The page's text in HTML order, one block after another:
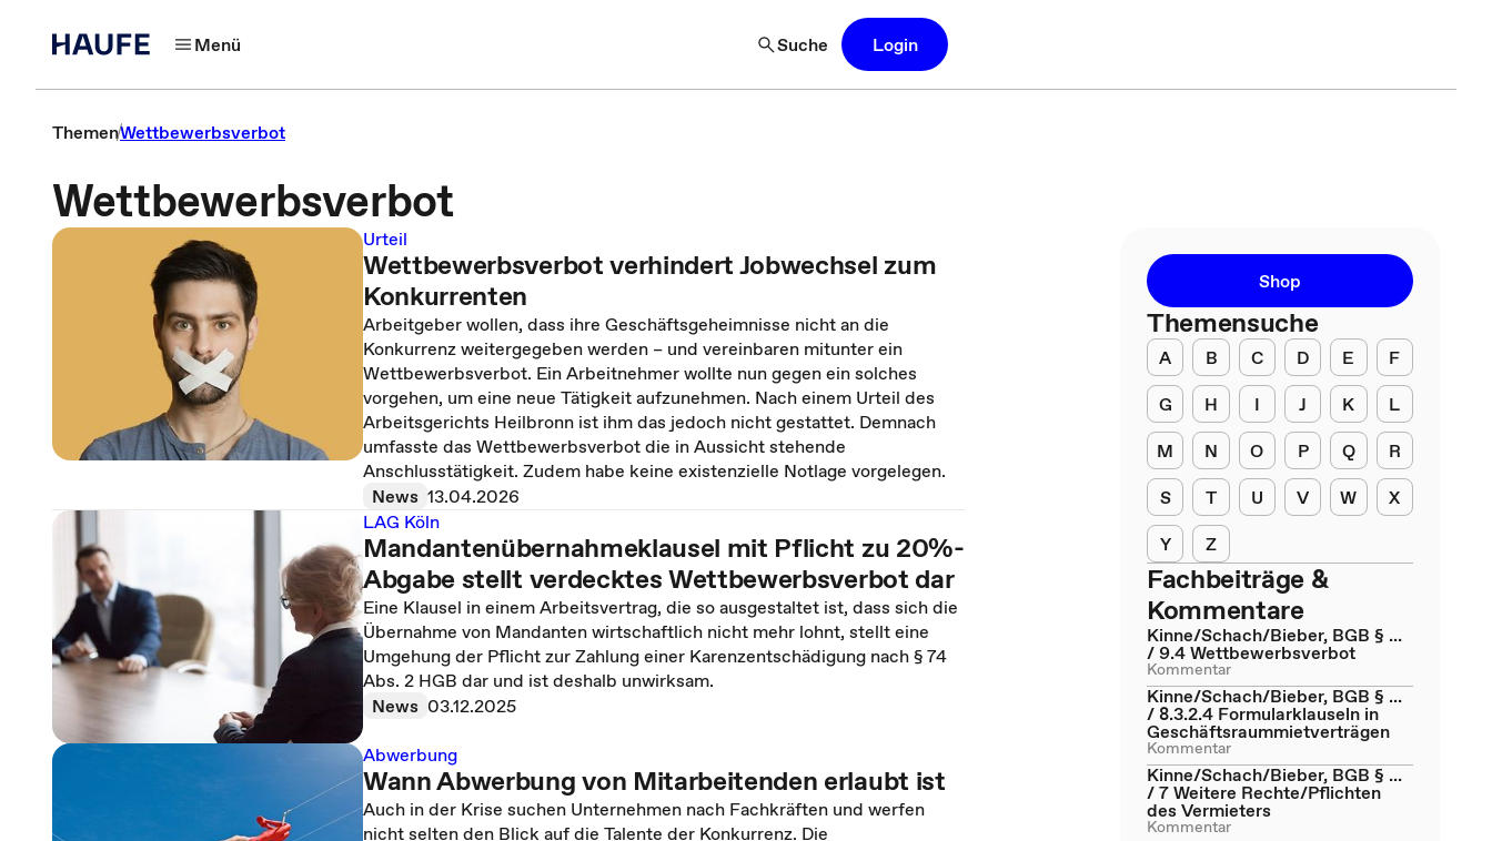
Menü Suche Login
ThemenWettbewerbsverbot
Wettbewerbsverbot
Urteil
Wettbewerbsverbot verhindert Jobwechsel zum
Konkurrenten
Arbeitgeber wollen, dass ihre Geschäftsgeheimnisse nicht an die
Konkurrenz weitergegeben werden – und vereinbaren mitunter ein
Wettbewerbsverbot. Ein Arbeitnehmer wollte nun gegen ein solches
vorgehen, um eine neue Tätigkeit aufzunehmen. Nach einem Urteil des
Arbeitsgerichts Heilbronn ist ihm das jedoch nicht gestattet. Demnach
umfasste das Wettbewerbsverbot die in Aussicht stehende
Anschlusstätigkeit. Zudem habe keine existenzielle Notlage vorgelegen.
News 13.04.2026
LAG Köln
Mandantenübernahmeklausel mit Pflicht zu 20%-
Abgabe stellt verdecktes Wettbewerbsverbot dar
Eine Klausel in einem Arbeitsvertrag, die so ausgestaltet ist, dass sich die
Übernahme von Mandanten wirtschaftlich nicht mehr lohnt, stellt eine
Umgehung der Pflicht zur Zahlung einer Karenzentschädigung nach § 74
Abs. 2 HGB dar und ist deshalb unwirksam.
News 03.12.2025
Abwerbung
Wann Abwerbung von Mitarbeitenden erlaubt ist
Auch in der Krise suchen Unternehmen nach Fachkräften und werfen
nicht selten den Blick auf die Talente der Konkurrenz. Die
Shop
Themensuche
A B C D E
F
G
H I J K
L
M
N O P Q
R
S
T U V W
X
Y
Z
Fachbeiträge &
Kommentare
Kinne/Schach/Bieber, BGB § ...
/ 9.4 Wettbewerbsverbot
Kommentar
Kinne/Schach/Bieber, BGB § ...
/ 8.3.2.4 Formularklauseln in
Geschäftsraummietverträgen
Kommentar
Kinne/Schach/Bieber, BGB § ...
/ 7 Weitere Rechte/Pflichten
des Vermieters
Kommentar